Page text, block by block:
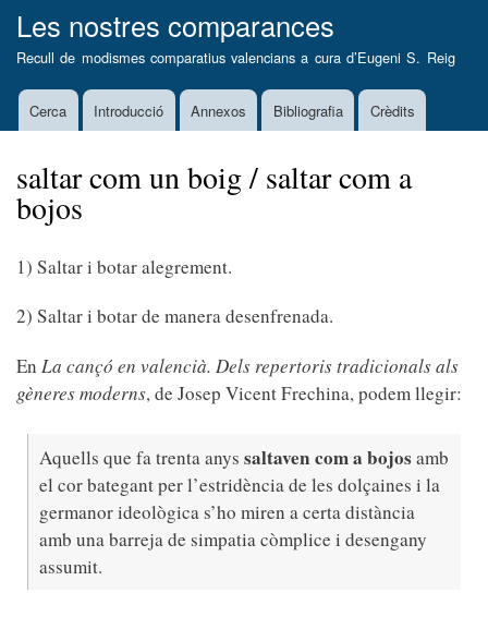
al
contingut
Les nostres comparances
Recull de modismes comparatius valencians a cura d’Eugeni S. Reig
MainCerca Introducció Annexos Bibliografia Crèdits
saltar com un boig / saltar com a
bojos
1) Saltar i botar alegrement.
2) Saltar i botar de manera desenfrenada.
En La cançó en valencià. Dels repertoris tradicionals als
gèneres moderns, de Josep Vicent Frechina, podem llegir:
Aquells que fa trenta anys saltaven com a bojosamb
el cor bategant per l’estridència de les dolçaines i la
germanor ideològica s’ho miren a certa distància
amb una barreja de simpatia còmplice i desengany
assumit.